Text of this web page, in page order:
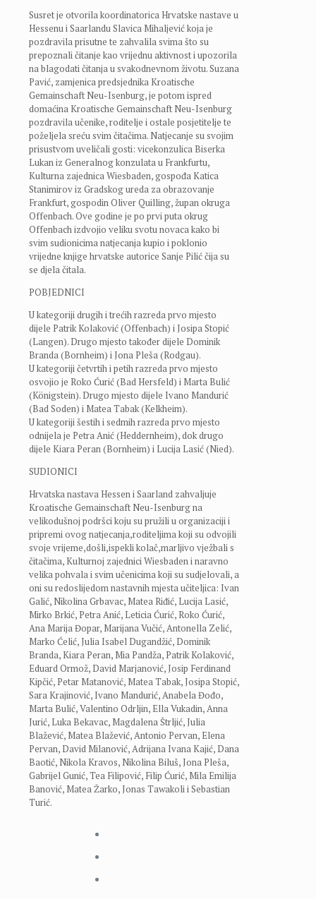
Susret je otvorila koordinatorica Hrvatske nastave u
Hessenu i Saarlandu Slavica Mihaljević koja je
pozdravila prisutne te zahvalila svima što su
prepoznali čitanje kao vrijednu aktivnost i upozorila
na blagodati čitanja u svakodnevnom životu. Suzana
Pavić, zamjenica predsjednika Kroatische
Gemainschaft Neu-Isenburg, je potom ispred
domaćina Kroatische Gemainschaft Neu-Isenburg
pozdravila učenike, roditelje i ostale posjetitelje te
poželjela sreću svim čitačima. Natjecanje su svojim
prisustvom uveličali gosti: vicekonzulica Biserka
Lukan iz Generalnog konzulata u Frankfurtu,
Kulturna zajednica Wiesbaden, gospođa Katica
Stanimirov iz Gradskog ureda za obrazovanje
Frankfurt, gospodin Oliver Quilling, župan okruga
Offenbach. Ove godine je po prvi puta okrug
Offenbach izdvojio veliku svotu novaca kako bi
svim sudionicima natjecanja kupio i poklonio
vrijedne knjige hrvatske autorice Sanje Pilić čija su
se djela čitala.
POBJEDNICI
U kategoriji drugih i trećih razreda prvo mjesto
dijele Patrik Kolaković (Offenbach) i Josipa Stopić
(Langen). Drugo mjesto također dijele Dominik
Branda (Bornheim) i Jona Pleša (Rodgau).
U kategoriji četvrtih i petih razreda prvo mjesto
osvojio je Roko Ćurić (Bad Hersfeld) i Marta Bulić
(Königstein). Drugo mjesto dijele Ivano Mandurić
(Bad Soden) i Matea Tabak (Kelkheim).
U kategoriji šestih i sedmih razreda prvo mjesto
odnijela je Petra Anić (Heddernheim), dok drugo
dijele Kiara Peran (Bornheim) i Lucija Lasić (Nied).
SUDIONICI
Hrvatska nastava Hessen i Saarland zahvaljuje
Kroatische Gemainschaft Neu-Isenburg na
velikodušnoj podršci koju su pružili u organizaciji i
pripremi ovog natjecanja,roditeljima koji su odvojili
svoje vrijeme,došli,ispekli kolač,marljivo vježbali s
čitačima, Kulturnoj zajednici Wiesbaden i naravno
velika pohvala i svim učenicima koji su sudjelovali, a
oni su redoslijedom nastavnih mjesta učiteljica: Ivan
Galić, Nikolina Grbavac, Matea Riđić, Lucija Lasić,
Mirko Brkić, Petra Anić, Leticia Ćurić, Roko Ćurić,
Ana Marija Đopar, Marijana Vučić, Antonella Zelić,
Marko Ćelić, Julia Isabel Dugandžić, Dominik
Branda, Kiara Peran, Mia Pandža, Patrik Kolaković,
Eduard Ormož, David Marjanović, Josip Ferdinand
Kipčić, Petar Matanović, Matea Tabak, Josipa Stopić,
Sara Krajinović, Ivano Mandurić, Anabela Đođo,
Marta Bulić, Valentino Odrljin, Ella Vukadin, Anna
Jurić, Luka Bekavac, Magdalena Štrljić, Julia
Blažević, Matea Blažević, Antonio Pervan, Elena
Pervan, David Milanović, Adrijana Ivana Kajić, Dana
Baotić, Nikola Kravos, Nikolina Biluš, Jona Pleša,
Gabrijel Gunić, Tea Filipović, Filip Ćurić, Mila Emilija
Banović, Matea Žarko, Jonas Tawakoli i Sebastian
Turić.